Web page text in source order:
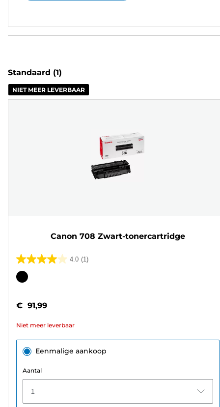
Standaard (1)
NIET MEER LEVERBAAR
Canon 708 Zwart-tonercartridge
4.0 (1)
4.0
van
sterren.
1
Kleurencartridge
€ 91,99
Niet meer leverbaar
Eenmalige aankoop
Aantal
1